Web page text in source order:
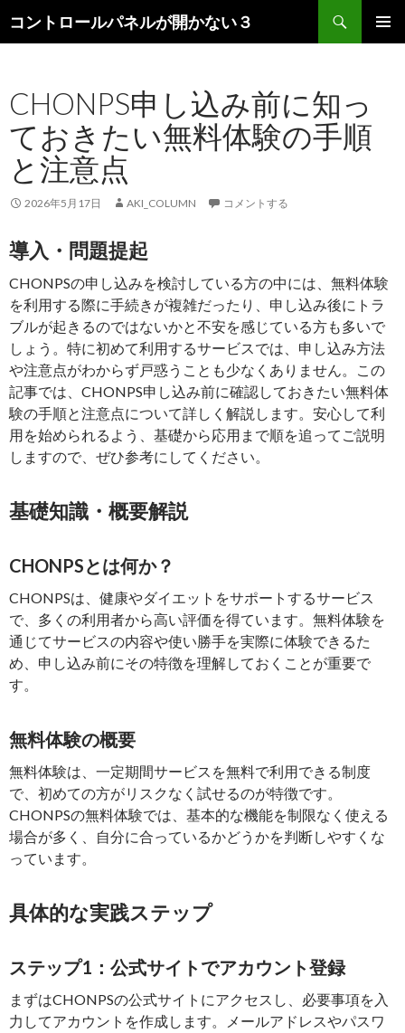
コントロールパネルが開かない３
索
ン
ツ
へ
キ
ッ
プ
CHONPS申し込み前に知っ
ておきたい無料体験の手順
と注意点
2026年5月17日 AKI_COLUMN コメントする
導入・問題提起
CHONPSの申し込みを検討している方の中には、無料体験
を利用する際に手続きが複雑だったり、申し込み後にトラ
ブルが起きるのではないかと不安を感じている方も多いで
しょう。特に初めて利用するサービスでは、申し込み方法
や注意点がわからず戸惑うことも少なくありません。この
記事では、CHONPS申し込み前に確認しておきたい無料体
験の手順と注意点について詳しく解説します。安心して利
用を始められるよう、基礎から応用まで順を追ってご説明
しますので、ぜひ参考にしてください。
基礎知識・概要解説
CHONPSとは何か？
CHONPSは、健康やダイエットをサポートするサービス
で、多くの利用者から高い評価を得ています。無料体験を
通じてサービスの内容や使い勝手を実際に体験できるた
め、申し込み前にその特徴を理解しておくことが重要で
す。
無料体験の概要
無料体験は、一定期間サービスを無料で利用できる制度
で、初めての方がリスクなく試せるのが特徴です。
CHONPSの無料体験では、基本的な機能を制限なく使える
場合が多く、自分に合っているかどうかを判断しやすくな
っています。
具体的な実践ステップ
ステップ1：公式サイトでアカウント登録
まずはCHONPSの公式サイトにアクセスし、必要事項を入
力してアカウントを作成します。メールアドレスやパスワ